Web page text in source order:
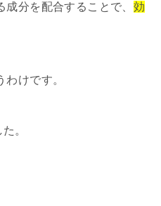
分を配合することで、 効
けです。
。